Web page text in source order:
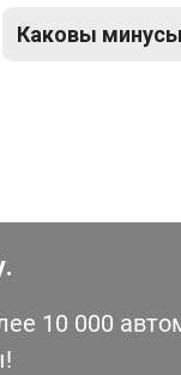
Каковы
10 000